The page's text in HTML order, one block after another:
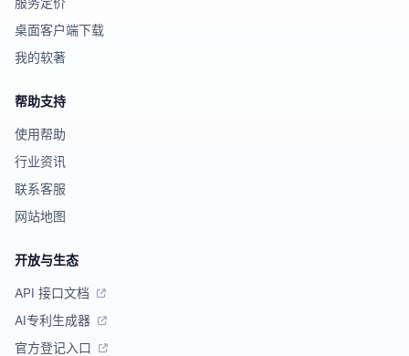
桌面客户端下载
我的软著
帮助支持
使用帮助
行业资讯
联系客服
网站地图
开放与生态
API 接口文档
AI专利生成器
官方登记入口